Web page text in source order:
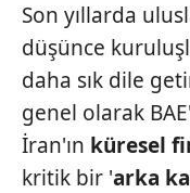
Son yıllarda
düşünce
daha sık dile
genel olarak
İran'ın küresel
kritik bir 'arka